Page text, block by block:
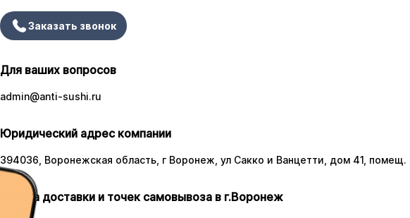
Заказать звонок
Для ваших вопросов
admin@anti-sushi.ru
Юридический адрес компании
394036, Воронежская область, г Воронеж, ул Сакко и Ванцетти, дом 41, помещ.
Работа доставки и точек самовывоза в г.Воронеж